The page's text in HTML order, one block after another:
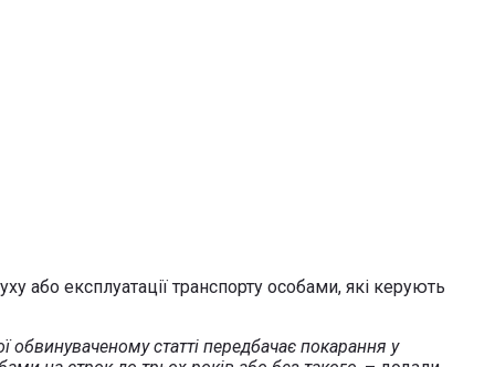
або експлуатації транспорту особами, які керують
статті передбачає покарання у